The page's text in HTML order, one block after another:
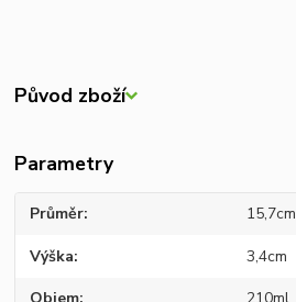
Původ zboží
Parametry
Průměr 15,7cm
Výška 3,4cm